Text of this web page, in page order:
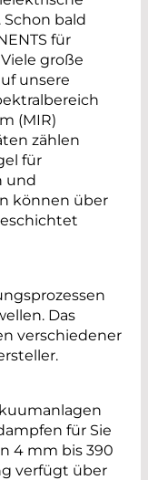
bald
für
große
unsere
(MIR)
zählen
für
und
können über
Das
verschiedener
für Sie
4 mm bis 390
verfügt über